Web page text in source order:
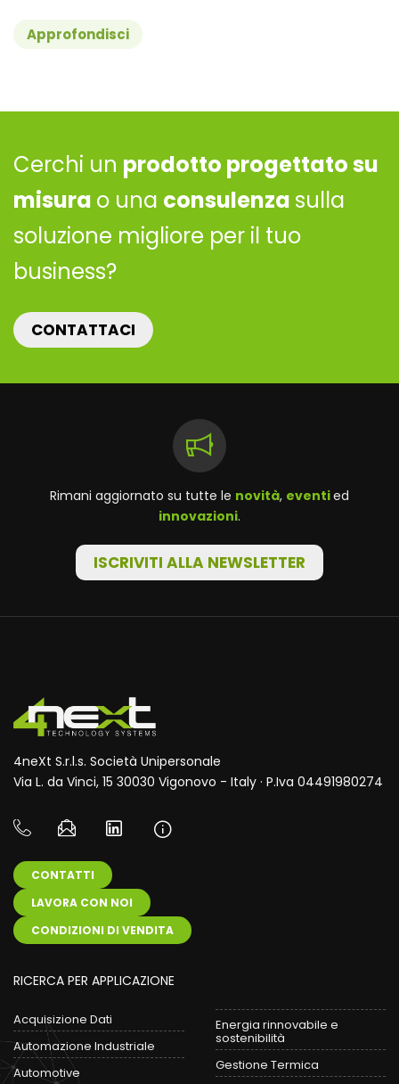
Approfondisci
Cerchi un prodotto progettato su
misura o una consulenza sulla
soluzione migliore per il tuo
business?
CONTATTACI
Rimani aggiornato su tutte le novità, eventied
innovazioni.
ISCRIVITI ALLA NEWSLETTER
4neXt S.r.l.s. Società Unipersonale
Via L. da Vinci, 15 30030 Vigonovo - Italy · P.Iva 04491980274
CONTATTI
LAVORA CON NOI
CONDIZIONI DI VENDITA
RICERCA PER APPLICAZIONE
Acquisizione Dati
Automazione Industriale
Automotive
Energia rinnovabile e
sostenibilità
Gestione Termica